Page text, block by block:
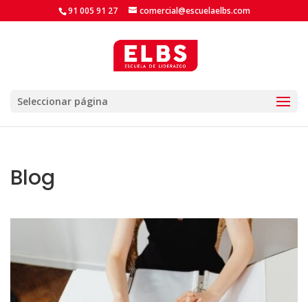
91 005 91 27 comercial@escuelaelbs.com
Seleccionar página
Blog